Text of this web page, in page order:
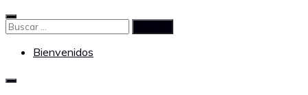
Saltar
al
Buscar:
Bienvenidos